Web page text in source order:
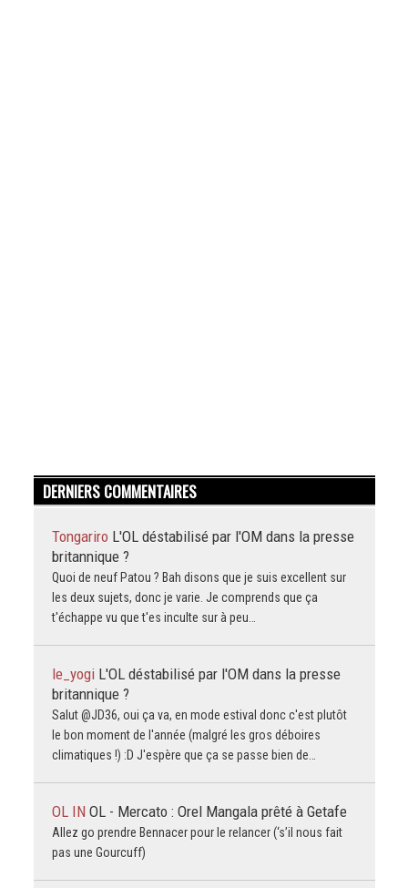
DERNIERS COMMENTAIRES
Tongariro L'OL déstabilisé par l'OM dans la presse
britannique ?
Quoi de neuf Patou ? Bah disons que je suis excellent sur
les deux sujets, donc je varie. Je comprends que ça
t'échappe vu que t'es inculte sur à peu…
le_yogi L'OL déstabilisé par l'OM dans la presse
britannique ?
Salut @JD36, oui ça va, en mode estival donc c'est plutôt
le bon moment de l'année (malgré les gros déboires
climatiques !) :D J'espère que ça se passe bien de…
OL IN OL - Mercato : Orel Mangala prêté à Getafe
Allez go prendre Bennacer pour le relancer (‘s’il nous fait
pas une Gourcuff)